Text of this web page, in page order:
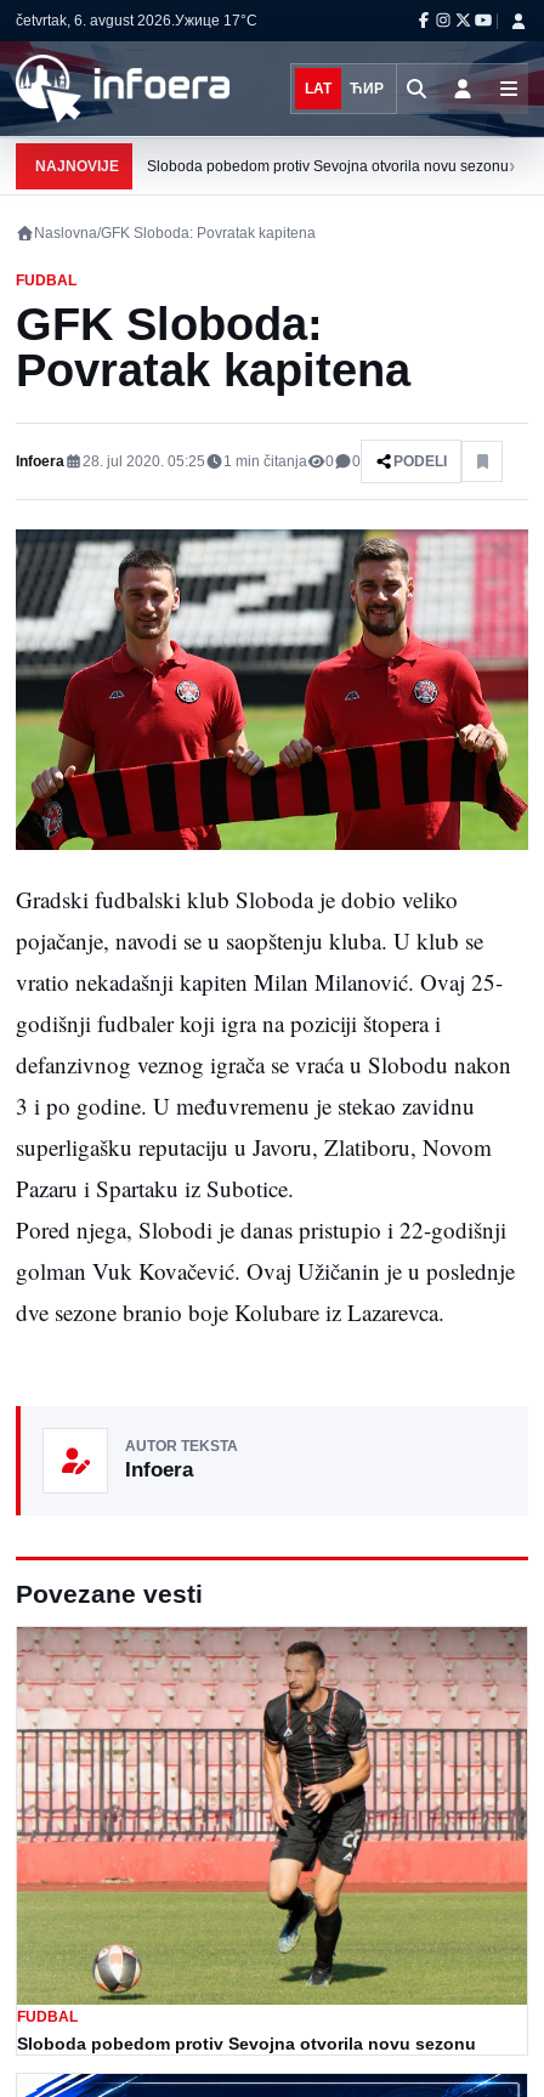
četvrtak, 6. avgust 2026.Ужице 17°C
LAT ЋИР
NAJNOVIJE Sloboda pobedom protiv Sevojna otvorila novu sezonu›
Naslovna/GFK Sloboda: Povratak kapitena
FUDBAL
GFK Sloboda:
Povratak kapitena
Infoera 28. jul 2020. 05:25 1 min čitanja 0 0 PODELI
Gradski fudbalski klub Sloboda je dobio veliko
pojačanje, navodi se u saopštenju kluba. U klub se
vratio nekadašnji kapiten Milan Milanović. Ovaj 25-
godišnji fudbaler koji igra na poziciji štopera i
defanzivnog veznog igrača se vraća u Slobodu nakon
3 i po godine. U međuvremenu je stekao zavidnu
superligašku reputaciju u Javoru, Zlatiboru, Novom
Pazaru i Spartaku iz Subotice.
Pored njega, Slobodi je danas pristupio i 22-godišnji
golman Vuk Kovačević. Ovaj Užičanin je u poslednje
dve sezone branio boje Kolubare iz Lazarevca.
AUTOR TEKSTA
Infoera
Povezane vesti
FUDBAL
Sloboda pobedom protiv Sevojna otvorila novu sezonu